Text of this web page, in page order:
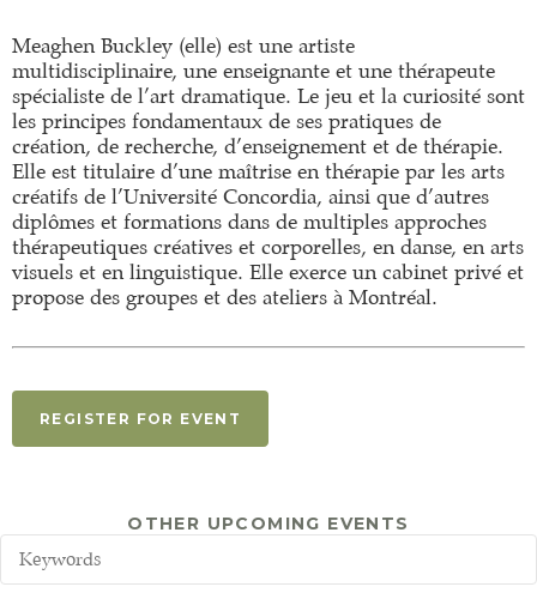
Meaghen Buckley (elle) est une artiste
multidisciplinaire, une enseignante et une thérapeute
spécialiste de l’art dramatique. Le jeu et la curiosité sont
les principes fondamentaux de ses pratiques de
création, de recherche, d’enseignement et de thérapie.
Elle est titulaire d’une maîtrise en thérapie par les arts
créatifs de l’Université Concordia, ainsi que d’autres
diplômes et formations dans de multiples approches
thérapeutiques créatives et corporelles, en danse, en arts
visuels et en linguistique. Elle exerce un cabinet privé et
propose des groupes et des ateliers à Montréal.
REGISTER FOR EVENT
OTHER UPCOMING EVENTS